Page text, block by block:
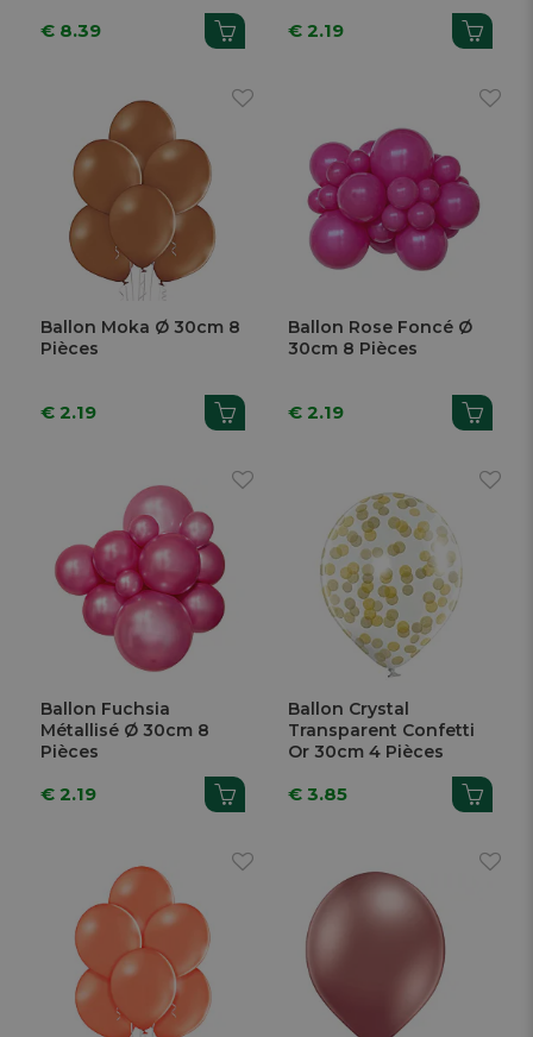
€ 8.39 € 2.19
Ballon Moka Ø 30cm 8
Pièces
€ 2.19
Ballon Rose Foncé Ø
30cm 8 Pièces
€ 2.19
Ballon Fuchsia
Métallisé Ø 30cm 8
Pièces
€ 2.19
Ballon Crystal
Transparent Confetti
Or 30cm 4 Pièces
€ 3.85